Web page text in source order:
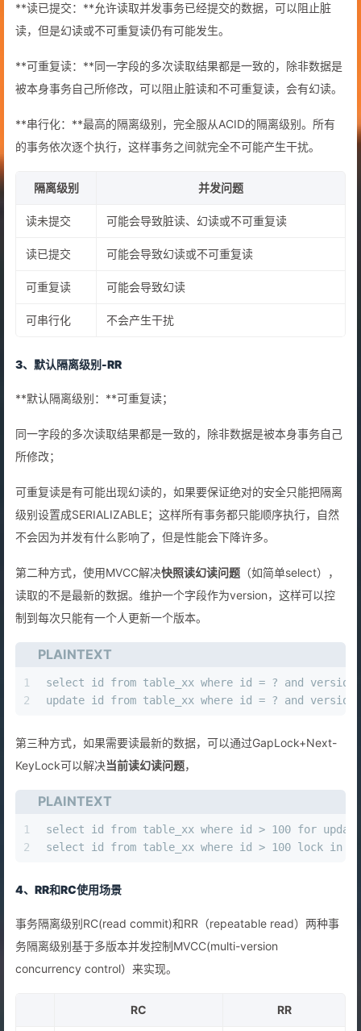
**读已提交：**允许读取并发事务已经提交的数据，可以阻⽌脏
读，但是幻读或不可重复读仍有可能发⽣。
**可重复读：**同⼀字段的多次读取结果都是⼀致的，除⾮数据是
被本身事务⾃⼰所修改，可以阻⽌脏读和不可重复读，会有幻读。
**串行化：**最⾼的隔离级别，完全服从ACID的隔离级别。所有
的事务依次逐个执⾏，这样事务之间就完全不可能产⽣⼲扰。
隔离级别 并发问题
读未提交 可能会导致脏读、幻读或不可重复读
读已提交 可能会导致幻读或不可重复读
可重复读 可能会导致幻读
可串行化 不会产⽣⼲扰
3、默认隔离级别-RR
**默认隔离级别：**可重复读；
同⼀字段的多次读取结果都是⼀致的，除⾮数据是被本身事务⾃⼰
所修改；
可重复读是有可能出现幻读的，如果要保证绝对的安全只能把隔离
级别设置成SERIALIZABLE；这样所有事务都只能顺序执行，自然
不会因为并发有什么影响了，但是性能会下降许多。
第二种方式，使用MVCC解决快照读幻读问题 （如简单select），
读取的不是最新的数据。维护一个字段作为version，这样可以控
制到每次只能有一个人更新一个版本。
PLAINTEXT
1
2
select id from table_xx where id = ? and version
update id from table_xx where id = ? and version
第三种方式，如果需要读最新的数据，可以通过GapLock+Next-
KeyLock可以解决当前读幻读问题，
PLAINTEXT
1
2
select id from table_xx where id > 100 for
select id from table_xx where id > 100 lock in
4、RR和RC使用场景
事务隔离级别RC(read commit)和RR（repeatable read）两种事
务隔离级别基于多版本并发控制MVCC(multi-version
concurrency control）来实现。
RC RR